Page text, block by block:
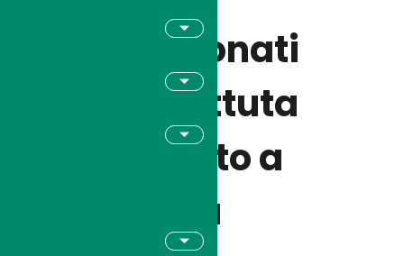
Campionati
U16, battuta
d’arresto a
Vignola